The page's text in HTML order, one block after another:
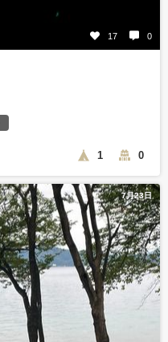
17 0
1 0
7月23日